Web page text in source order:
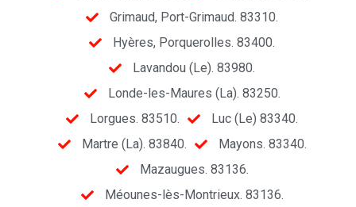
Grimaud, Port-Grimaud. 83310.
Hyères, Porquerolles. 83400.
Lavandou (Le). 83980.
Londe-les-Maures (La). 83250.
Lorgues. 83510.
Luc (Le) 83340.
Martre (La). 83840.
Mayons. 83340.
Mazaugues. 83136.
Méounes-lès-Montrieux. 83136.